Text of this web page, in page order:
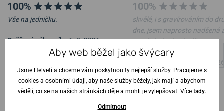
100%
Vše na jedničku.
Ověřený zákazník•6. 8. 2026
100%
skvělé, i s gravírováním do
dne, jsem naprosto nadšená
manžel z hodinek též
4. 8.
Aby web běžel jako švýcary
Jsme Helveti a chceme vám poskytnou ty nejlepší služby. Pracujeme s
cookies a osobními údaji, aby naše služby běžely, jak mají a abychom
věděli, co se na našich stránkách děje a mohli je vylepšovat. Více tady.
Odmítnout